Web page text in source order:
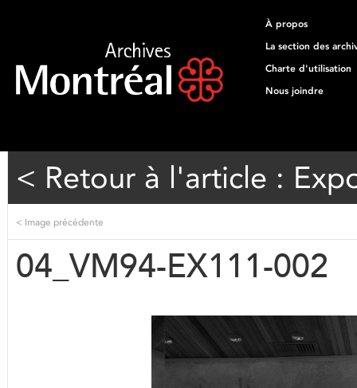
À propos
La section des
Charte d'utilisation
Nous joindre
< Retour à l'article :
< Image précédente
04_VM94-EX111-002